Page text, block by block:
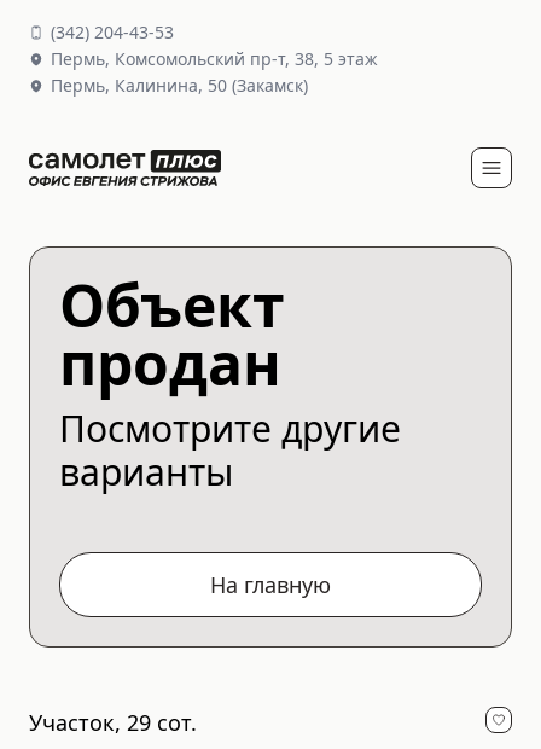
(342) 204-43-53
Пермь, Комсомольский пр-т, 38, 5 этаж
Пермь, Калинина, 50 (Закамск)
Объект
продан
Посмотрите другие
варианты
На главную
Участок, 29 сот.